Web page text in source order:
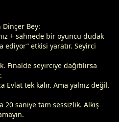
Bey:
+ sahnede bir oyuncu dudak
ediyor” etkisi yaratır. Seyirci
Finalde seyirciye dağıtılırsa
Evlat tek kalır. Ama yalnız değil.
saniye tam sessizlik. Alkış